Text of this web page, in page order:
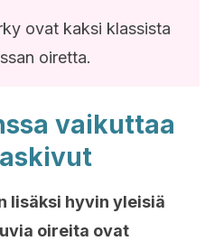
ovat kaksi klassista
oiretta.
vaikuttaa
lisäksi hyvin yleisiä
oireita ovat